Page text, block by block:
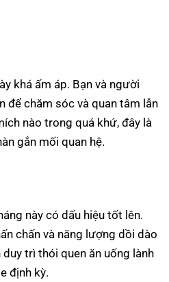
khá ấm áp. Bạn và người
để chăm sóc và quan tâm lẫn
nào trong quá khứ, đây là
gắn mối quan hệ.
này có dấu hiệu tốt lên.
chấn và năng lượng dồi dào
duy trì thói quen ăn uống lành
định kỳ.